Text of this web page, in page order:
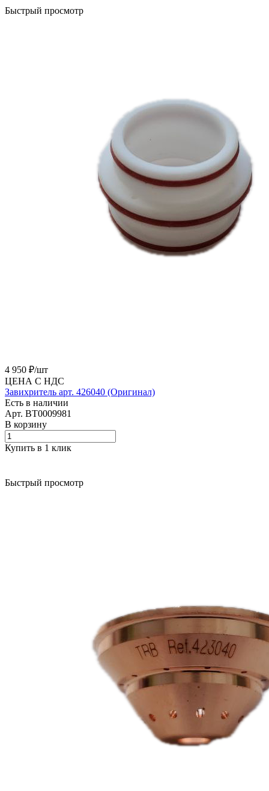
Быстрый просмотр
4 950 ₽/шт
ЦЕНА С НДС
Завихритель арт. 426040 (Оригинал)
Есть в наличии
Арт. BT0009981
В корзину
Купить в 1 клик
Быстрый просмотр